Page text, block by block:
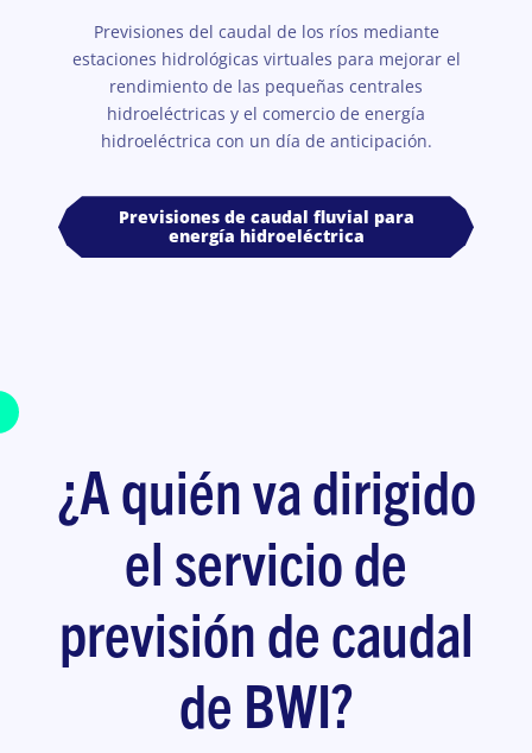
Previsiones del caudal de los ríos mediante
estaciones hidrológicas virtuales para mejorar el
rendimiento de las pequeñas centrales
hidroeléctricas y el comercio de energía
hidroeléctrica con un día de anticipación.
Previsiones de caudal fluvial para
energía hidroeléctrica
¿A quién va dirigido
el servicio de
previsión de caudal
de BWI?